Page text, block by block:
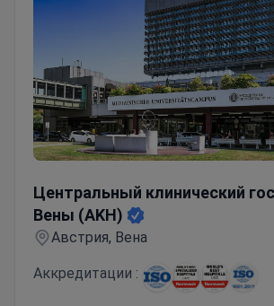
Центральный клинический
Вены (AKH)
Австрия, Вена
Аккредитации :